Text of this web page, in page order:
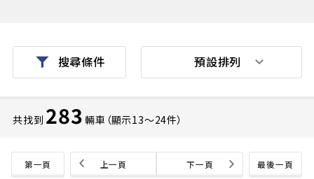
搜尋條件
共找到 283 輛車（顯示13〜24件）
第一頁 最後一頁
上一頁 下一頁
預設排列